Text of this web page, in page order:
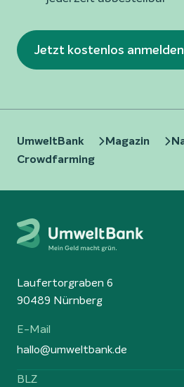
Jetzt kostenlos anmelden
UmweltBank Magazin
Crowdfarming
Laufertorgraben 6
90489 Nürnberg
E-Mail
hallo@umweltbank.de
BLZ